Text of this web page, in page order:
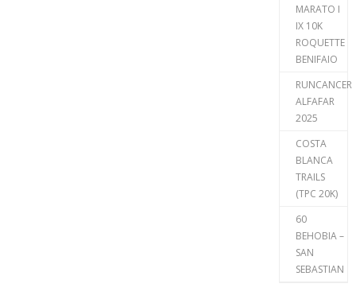
MARATO I
IX 10K
ROQUETTE
BENIFAIO
RUNCANCER
ALFAFAR
2025
COSTA
BLANCA
TRAILS
(TPC 20K)
60
BEHOBIA –
SAN
SEBASTIAN